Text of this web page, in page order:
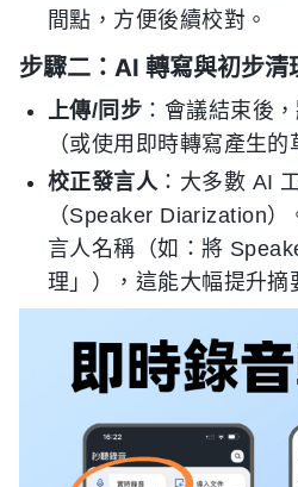
間點，方便後續校對。
步驟二：AI 轉寫與初步清
上傳/同步 ：會議結束後
（或使用即時轉寫產生的
校正發言人 ：大多數 AI
（Speaker Diarization
言人名稱（如：將
理」），這能大幅提升摘